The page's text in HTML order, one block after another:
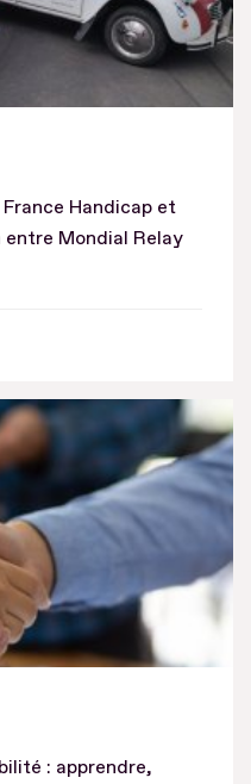
Handicap et
Mondial Relay
: apprendre,